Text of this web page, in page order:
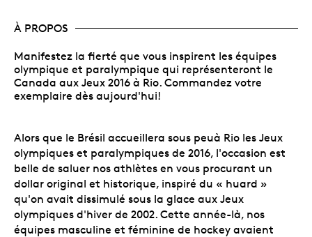
À PROPOS
Manifestez la fierté que vous inspirent les équipes
olympique et paralympique qui représenteront le
Canada aux Jeux 2016 à Rio. Commandez votre
exemplaire dès aujourd'hui!
Alors que le Brésil accueillera sous peuà Rio les Jeux
olympiques et paralympiques de 2016, l'occasion est
belle de saluer nos athlètes en vous procurant un
dollar original et historique, inspiré du « huard »
qu'on avait dissimulé sous la glace aux Jeux
olympiques d'hiver de 2002. Cette année-là, nos
équipes masculine et féminine de hockey avaient